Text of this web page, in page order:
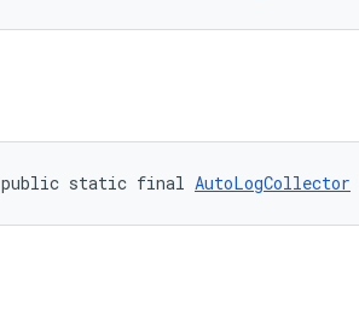
public static final AutoLogCollector